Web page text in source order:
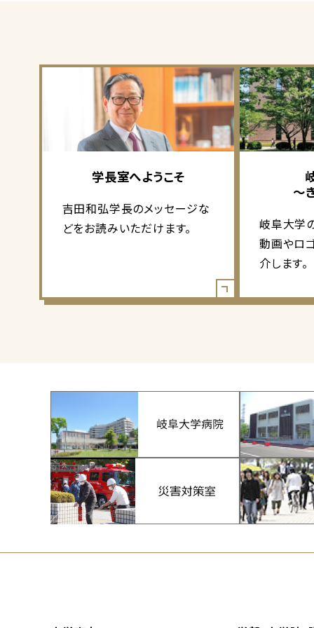
学長室へようこそ
吉田和弘学長のメッセージな
どをお読みいただけます。
～
岐阜大学
動画やロ
介します。